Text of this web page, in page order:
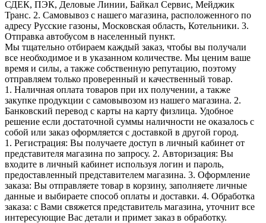
СДЕК, ПЭК, Деловые Линии, Байкал Сервис, Мейджик
Транс. 2. Самовывоз с нашего магазина, расположенного по
адресу Русские газоны, Московская область, Котельники. 3.
Отправка автобусом в населенный пункт.
Мы тщательно отбираем каждый заказ, чтобы вы получали
все необходимое и в указанном количестве. Мы ценим ваше
время и силы, а также собственную репутацию, поэтому
отправляем только проверенный и качественный товар.
1. Наличная оплата товаров при их получении, а также
закупке продукции с самовывозом из нашего магазина. 2.
Банковский перевод с карты на карту физлица. Удобное
решение если достаточной суммы наличности не оказалось с
собой или заказ оформляется с доставкой в другой город.
1. Регистрация: Вы получаете доступ в личный кабинет от
представителя магазина по запросу. 2. Авторизация: Вы
входите в личный кабинет используя логин и пароль,
предоставленный представителем магазина. 3. Оформление
заказа: Вы отправляете товар в корзину, заполняете личные
данные и выбираете способ оплаты и доставки. 4. Обработка
заказа: с Вами свяжется представитель магазина, уточнит все
интересующие Вас детали и примет заказ в обработку.